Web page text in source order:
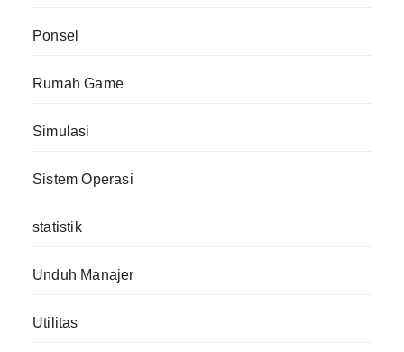
Ponsel
Rumah Game
Simulasi
Sistem Operasi
statistik
Unduh Manajer
Utilitas